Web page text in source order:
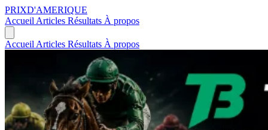
PRIXD'AMERIQUE
Accueil Articles Résultats À propos
Accueil Articles Résultats À propos